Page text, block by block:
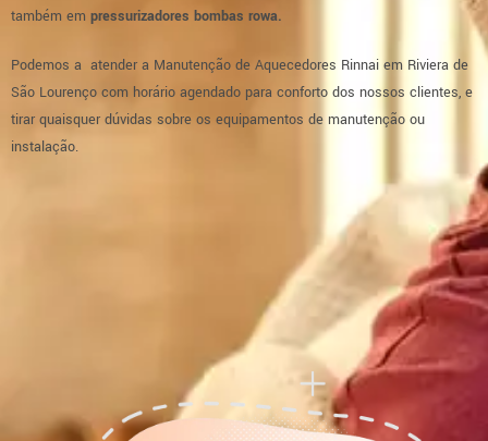
também em pressurizadores bombas rowa.
Podemos a atender a Manutenção de Aquecedores Rinnai em Riviera de
São Lourenço com horário agendado para conforto dos nossos clientes, e
tirar quaisquer dúvidas sobre os equipamentos de manutenção ou
instalação.